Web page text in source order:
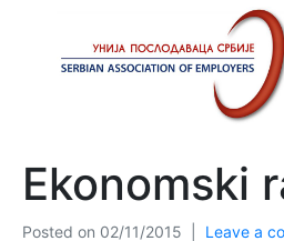
Ekonomski
Posted on 02/11/2015 Leave a